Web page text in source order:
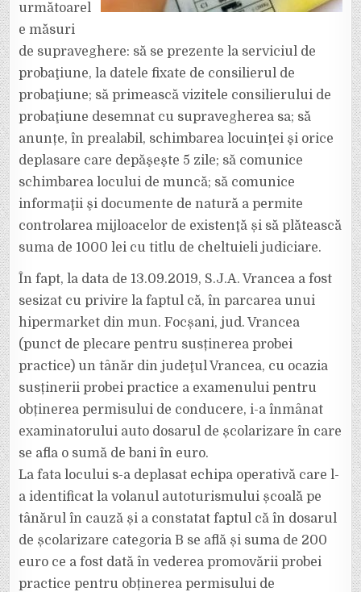
următoarel
e măsuri
de supraveghere: să se prezente la serviciul de
probaţiune, la datele fixate de consilierul de
probaţiune; să primească vizitele consilierului de
probaţiune desemnat cu supravegherea sa; să
anunțe, în prealabil, schimbarea locuinţei şi orice
deplasare care depăşeşte 5 zile; să comunice
schimbarea locului de muncă; să comunice
informaţii şi documente de natură a permite
controlarea mijloacelor de existenţă și să plătească
suma de 1000 lei cu titlu de cheltuieli judiciare.
În fapt, la data de 13.09.2019, S.J.A. Vrancea a fost
sesizat cu privire la faptul că, în parcarea unui
hipermarket din mun. Focșani, jud. Vrancea
(punct de plecare pentru susținerea probei
practice) un tânăr din judeţul Vrancea, cu ocazia
susținerii probei practice a examenului pentru
obținerea permisului de conducere, i-a înmânat
examinatorului auto dosarul de școlarizare în care
se afla o sumă de bani în euro.
La fata locului s-a deplasat echipa operativă care l-
a identificat la volanul autoturismului școală pe
tânărul în cauză și a constatat faptul că în dosarul
de școlarizare categoria B se află și suma de 200
euro ce a fost dată în vederea promovării probei
practice pentru obținerea permisului de